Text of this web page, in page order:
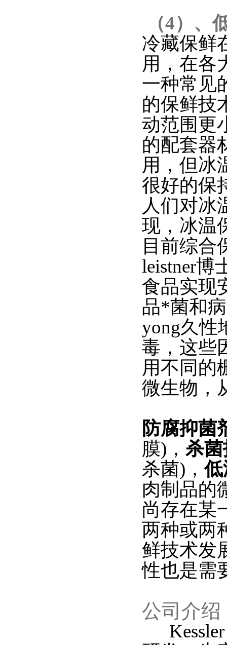
（4）、
冷藏保鲜
用，在各
一种常见
的保鲜技
动范围更
的配套器
用，但冰
很好的保
人们对冰
现，冰温
目前综合
leistner博
食品实现
品*菌和
yong久性
毒，这些
用不同的
微生物，
防腐抑菌
膜)， 杀
杀菌)，
肉制品的
尚存在某
两种或两
鲜技术发
性也是需
公司介绍
Kessler